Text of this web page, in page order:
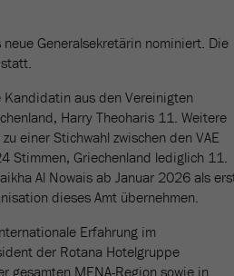
Generalsekretärin nominiert. Die
aus den Vereinigten
Harry Theoharis 11. Weitere
einer Stichwahl zwischen den VAE
Stimmen, Griechenland lediglich 11.
Al Nowais ab Januar 2026 als
dieses Amt übernehmen.
Erfahrung im
der Rotana Hotelgruppe
gesamten MENA-Region sowie in